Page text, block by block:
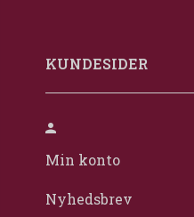
KUNDESIDER
Min konto
Nyhedsbrev